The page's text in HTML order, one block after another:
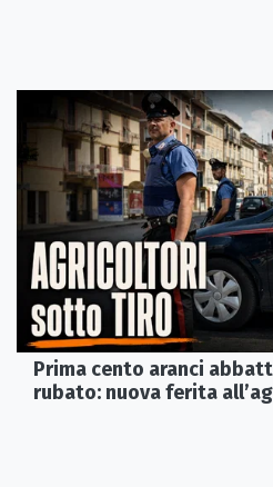
Prima cento aranci
rubato: nuova ferita